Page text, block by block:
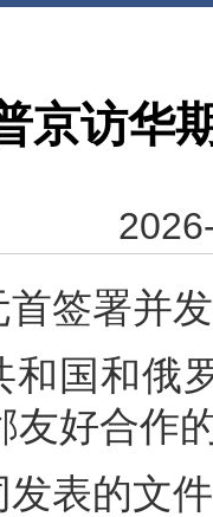
京访华
签署并
和国和
友好合作
表的文件